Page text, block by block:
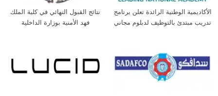
الأكاديمية الوطنية الرائدة تعلن برنامج
تدريب مبتدئ بالتوظيف لدبلوم مجاني
نتائج القبول النهائي في كلية الملك
فهد الأمنية بوزارة الداخلية